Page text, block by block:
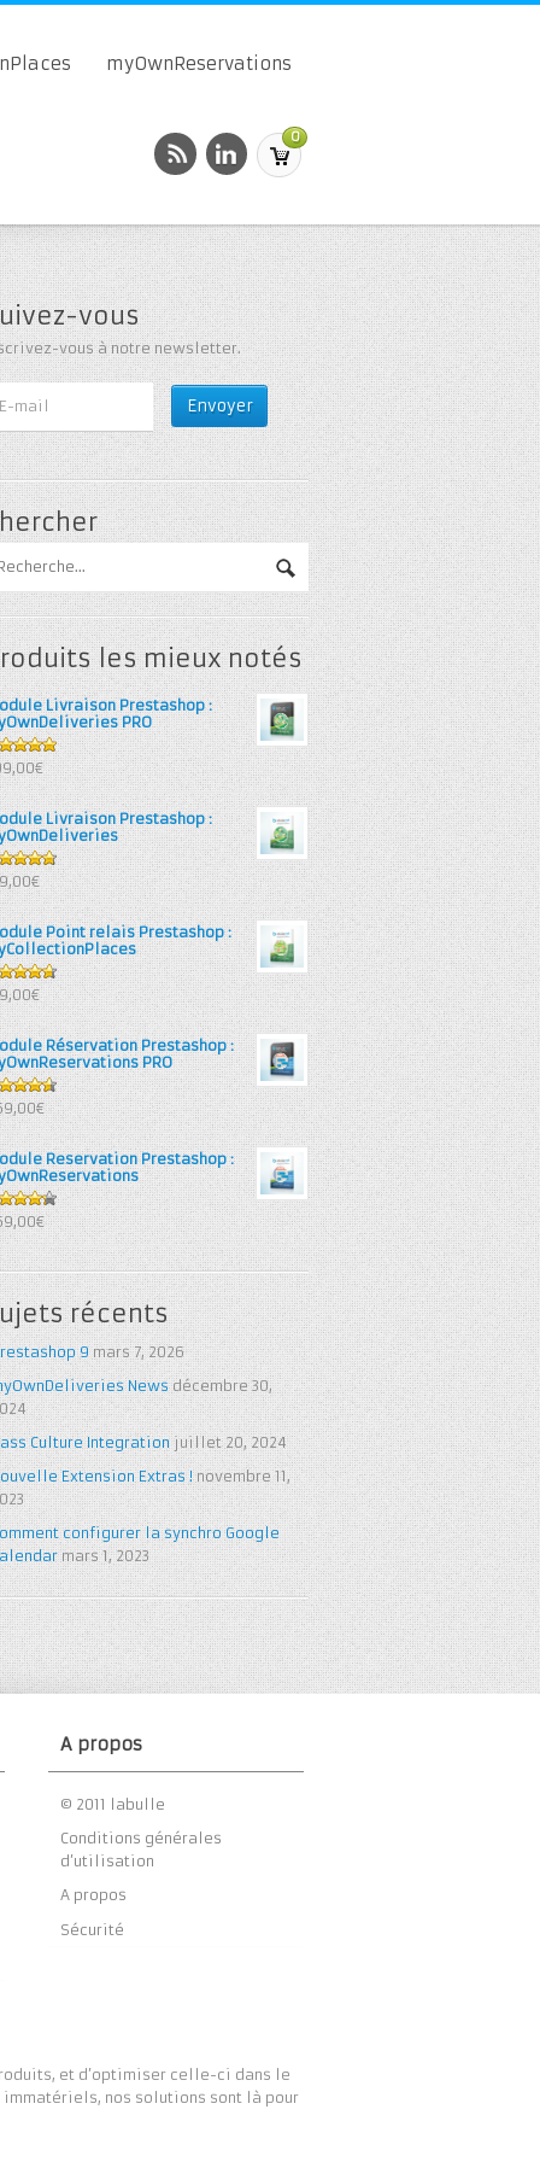
myOwnReservations
0
vous
vous à notre newsletter.
les mieux notés
Livraison Prestashop :
PRO
of 5
Livraison Prestashop :
out
5
Point relais Prestashop :
out
5
Réservation Prestashop :
PRO
out
5
Reservation Prestashop :
out
5
récents
9 mars 7, 2026
News décembre 30,
Culture Integration juillet 20, 2024
Extension Extras ! novembre 11,
configurer la synchro Google
mars 1, 2023
A propos
© 2011 labulle
Conditions générales
d’utilisation
A propos
Sécurité
et d’optimiser celle-ci dans le
immatériels, nos solutions sont là pour